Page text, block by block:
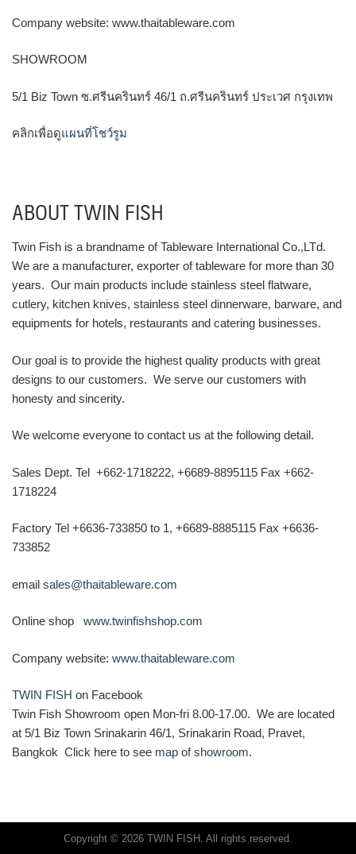
Company website: www.thaitableware.com
SHOWROOM
5/1 Biz Town ซ.ศรีนครินทร์ 46/1 ถ.ศรีนครินทร์ ประเวศ กรุงเทพ
คลิกเพื่อดูแผนที่โชว์รูม
ABOUT TWIN FISH
Twin Fish is a brandname of Tableware International Co.,LTd.
We are a manufacturer, exporter of tableware for more than 30
years. Our main products include stainless steel flatware,
cutlery, kitchen knives, stainless steel dinnerware, barware, and
equipments for hotels, restaurants and catering businesses.
Our goal is to provide the highest quality products with great
designs to our customers. We serve our customers with
honesty and sincerity.
We welcome everyone to contact us at the following detail.
Sales Dept. Tel +662-1718222, +6689-8895115 Fax +662-
1718224
Factory Tel +6636-733850 to 1, +6689-8885115 Fax +6636-
733852
email sales@thaitableware.com
Online shop www.twinfishshop.com
Company website: www.thaitableware.com
TWIN FISH on Facebook
Twin Fish Showroom open Mon-fri 8.00-17.00. We are located
at 5/1 Biz Town Srinakarin 46/1, Srinakarin Road, Pravet,
Bangkok Click here to see map of showroom.
Copyright © 2026 TWIN FISH. All rights reserved.